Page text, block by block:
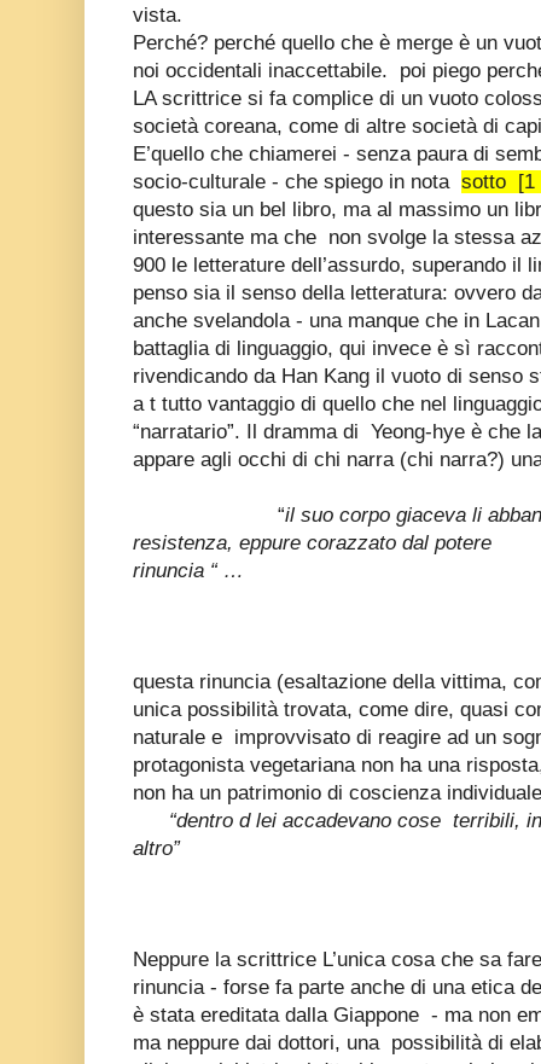
vista.
Perché? perché quello che è merge è un
noi occidentali inaccettabile. poi piego
LA scrittrice si fa complice di un vuoto
società coreana, come di altre società di
E’quello che chiamerei - senza paura di
socio-culturale - che spiego in nota sotto
questo sia un bel libro, ma al massimo un
interessante ma che non svolge la stessa
900 le letterature dell’assurdo, superando il
penso sia il senso della letteratura: ovvero
anche svelandola - una manque che in
battaglia di linguaggio, qui invece è sì
rivendicando da Han Kang il vuoto di senso
a t tutto vantaggio di quello che nel
“narratario”. Il dramma di Yeong-hye è che
appare agli occhi di chi narra (chi narra?)
“il suo corpo giaceva li
resistenza, eppure corazzato dal
rinuncia “ …
questa rinuncia (esaltazione della vittima,
unica possibilità trovata, come dire, quasi
naturale e improvvisato di reagire ad un
protagonista vegetariana non ha una
non ha un patrimonio di coscienza
“dentro d lei accadevano cose terribili,
altro”
Neppure la scrittrice L’unica cosa che sa
rinuncia - forse fa parte anche di una etica
è stata ereditata dalla Giappone - ma non
ma neppure dai dottori, una possibilità di